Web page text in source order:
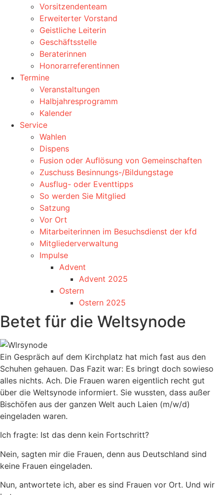
Vorsitzendenteam
Erweiterter Vorstand
Geistliche Leiterin
Geschäftsstelle
Beraterinnen
Honorarreferentinnen
Termine
Veranstaltungen
Halbjahresprogramm
Kalender
Service
Wahlen
Dispens
Fusion oder Auflösung von Gemeinschaften
Zuschuss Besinnungs-/Bildungstage
Ausflug- oder Eventtipps
So werden Sie Mitglied
Satzung
Vor Ort
Mitarbeiterinnen im Besuchsdienst der kfd
Mitgliederverwaltung
Impulse
Advent
Advent 2025
Ostern
Ostern 2025
Betet für die Weltsynode
Ein Gespräch auf dem Kirchplatz hat mich fast aus den
Schuhen gehauen. Das Fazit war: Es bringt doch sowieso
alles nichts. Ach. Die Frauen waren eigentlich recht gut
über die Weltsynode informiert. Sie wussten, dass außer
Bischöfen aus der ganzen Welt auch Laien (m/w/d)
eingeladen waren.
Ich fragte: Ist das denn kein Fortschritt?
Nein, sagten mir die Frauen, denn aus Deutschland sind
keine Frauen eingeladen.
Nun, antwortete ich, aber es sind Frauen vor Ort. Und wir